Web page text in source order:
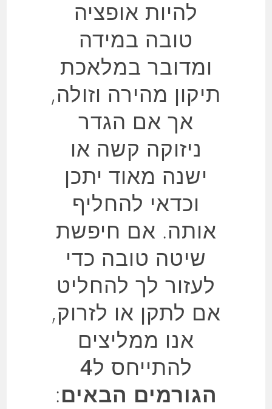
להיות אופציה
טובה במידה
ומדובר במלאכת
תיקון מהירה וזולה,
אך אם הגדר
ניזוקה קשה או
ישנה מאוד יתכן
וכדאי להחליף
אותה. אם חיפשת
שיטה טובה כדי
לעזור לך להחליט
אם לתקן או לזרוק,
אנו ממליצים
להתייחס ל4
הגורמים הבאים: